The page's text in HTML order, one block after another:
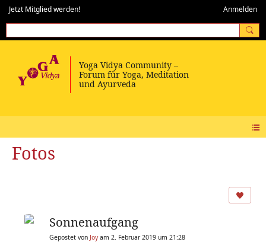
Jetzt Mitglied werden! Anmelden
Fotos
Sonnenaufgang
Gepostet von Joyam 2. Februar 2019 um 21:28